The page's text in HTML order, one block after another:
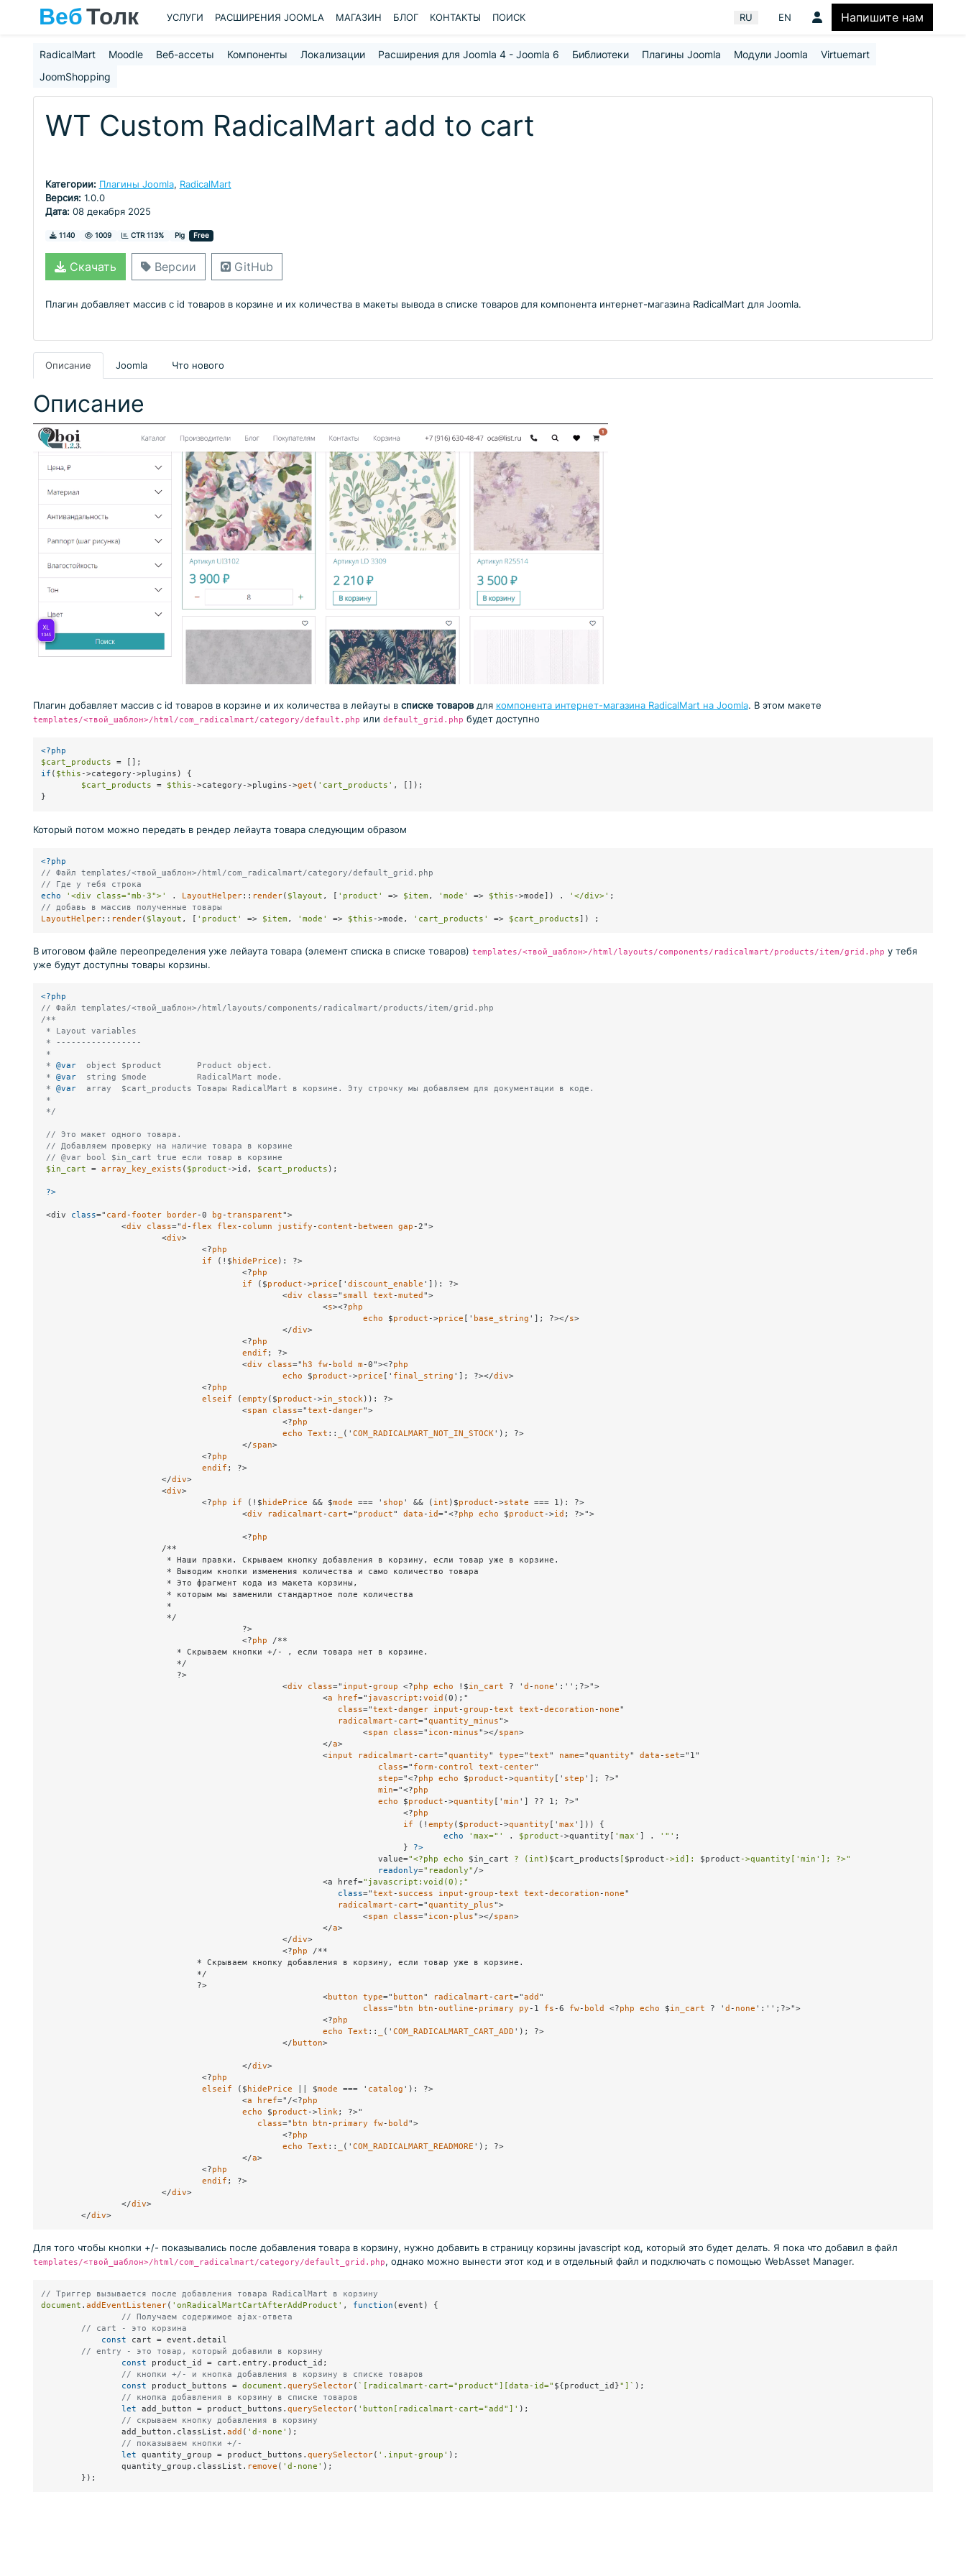
УСЛУГИ РАСШИРЕНИЯ JOOMLA МАГАЗИН БЛОГ КОНТАКТЫ ПОИСК Выберите язык
RU EN Напишите нам
RadicalMart Moodle Веб-ассеты Компоненты Локализации Расширения для Joomla 4 - Joomla 6 Библиотеки Плагины Joomla Модули Joomla
Virtuemart
JoomShopping
WT Custom RadicalMart add to cart
Категории: Плагины Joomla, RadicalMart
Версия: 1.0.0
Дата: 08 декабря 2025
Скачивания
1140 Просмотры
1009 CTR 113% Plg Free
Скачать Версии GitHub
Плагин добавляет массив с id товаров в корзине и их количества в макеты вывода в списке товаров для компонента интернет-магазина RadicalMart для Joomla.
Описание Joomla Что нового
Описание
Плагин добавляет массив с id товаров в корзине и их количества в лейауты в списке товаровдля компонента интернет-магазина RadicalMart на Joomla. В этом макете
templates/<твой_шаблон>/html/com_radicalmart/category/default.php или default_grid.php будет доступно
<?php
$cart_products
if ( $this ->category->plugins) {
$cart_products = $this ->category->plugins->get ( 'cart_products' , []);
}
Который потом можно передать в рендер лейаута товара следующим образом
<?php
// Файл templates/<твой_шаблон>/html/com_radicalmart/category/default_grid.php
// Где у тебя строка
echo
'<div class="mb-3">' . LayoutHelper:: render( $layout , [ 'product' => $item , 'mode' => $this ->mode]) . '</div>'
// добавь в массив полученные товары
LayoutHelper:: render( $layout , [ 'product' => $item , 'mode' => $this ->mode, 'cart_products' => $cart_products
В итоговом файле переопределения уже лейаута товара (элемент списка в списке товаров) templates/<твой_шаблон>/html/layouts/components/radicalmart/products/item/grid.php у тебя
уже будут доступны товары корзины.
<?php
// Файл templates/<твой_шаблон>/html/layouts/components/radicalmart/products/item/grid.php
/**
* Layout variables
* -----------------
*
* @var
  object $product       Product object.
* @var
  string $mode          RadicalMart mode.
* @var
  array  $cart_products Товары RadicalMart в корзине. Эту строчку мы добавляем для документации в коде.
*
*/
// Это макет одного товара.
// Добавляем проверку на наличие товара в корзине
// @var bool $in_cart true если товар в корзине
$in_cart = array_key_exists ( $product ->id, $cart_products );
?>
<div class=" card - footer border-0 bg -transparent">
		<
div class="d - flex flex - column justify - content - between gap -2">
			<
div>
				<?
php
if (!$ hidePrice ): ?>
					<?
php
if ($product ->price [' discount_enable ']): ?>
						<
div class=" small text -muted ">
							<
s><?php
echo $product ->price [' base_string ']; ?></s>
						</
div>
					<?
php
endif ; ?>
					<
div class=" h3 fw- bold m-0"><?php
echo $product ->price [' final_string ']; ?></div>
				<?
php
elseif ( empty ($product ->in_stock)): ?>
					<
span class="text -danger">
						<?
php
echo
Text :: (' COM_RADICALMART_NOT_IN_STOCK'); ?>
					</
span>
				<?
php
endif ; ?>
			</
div>
			<
div>
				<?
php if (!$ hidePrice && $mode === ' shop ' && ( int )$product ->state === 1): ?>
					<
div radicalmart - cart=" product" data - id="<?php echo $product ->id ; ?>">
					<?
php
                        /**
                         * Наши правки. Скрываем кнопку добавления в корзину, если товар уже в корзине.
                         * Выводим кнопки изменения количества и само количество товара
                         * Это фрагмент кода из макета корзины,
                         * которым мы заменили стандартное поле количества
                         *
                         */
					<?
php /**
                           * Скрываем кнопки +/- , если товара нет в корзине.
                           */
                           ?>
						<
div class=" input -group <?php echo !$in_cart ? ' d - none ':'';?>">
							<
a href=" javascript : void (0);"
class="text -danger input -group -text text -decoration - none"
radicalmart - cart="quantity_minus">
								<
span class=" icon -minus"></span>
							</
a>
							<
input radicalmart - cart="quantity" type="text" name="quantity" data - set="1"
class=" form- control text - center"
step="<?php echo $product ->quantity [' step ']; ?>"
min="<?php
echo $product ->quantity [' min '] ?? 1; ?>"
									<?
php
if (! empty ($product ->quantity [' max '])) {
echo
'max="' . $product ->quantity[ 'max' ] . '"' ;
									}
?>
								   value=
"<?php echo $in_cart ? (int) $cart_products $product ->id]: $product ->quantity['min']; ?>"
readonly="readonly" />
							<a href=
"javascript:void(0);"
class="text - success input -group -text text -decoration - none"
radicalmart - cart="quantity_plus">
								<
span class=" icon - plus"></span>
							</
a>
						</
div>
						<?
php /**
                               * Скрываем кнопку добавления в корзину, если товар уже в корзине.
                               */
                               ?>
							<
button type=" button" radicalmart - cart="add "
class=" btn btn -outline - primary py -1 fs -6 fw- bold <?php echo $in_cart ? ' d - none ':'';?>">
							<?
php
echo
Text :: (' COM_RADICALMART_CART_ADD '); ?>
						</
button>
					</
div>
				<?
php
elseif ($ hidePrice || $mode === ' catalog '): ?>
					<
a href="/<?php
echo $product ->link; ?>"
class=" btn btn - primary fw- bold ">
						<?
php
echo
Text :: (' COM_RADICALMART_READMORE '); ?>
					</
a>
				<?
php
endif ; ?>
			</
div>
		</
div>
	</
div >
Для того чтобы кнопки +/- показывались после добавления товара в корзину, нужно добавить в страницу корзины javascript код, который это будет делать. Я пока что добавил в файл
templates/<твой_шаблон>/html/com_radicalmart/category/default_grid.php, однако можно вынести этот код и в отдельный файл и подключать с помощью WebAsset Manager.
// Триггер вызывается после добавления товара RadicalMart в корзину
document . addEventListener( 'onRadicalMartCartAfterAddProduct' , function (event ) {
// Получаем содержимое ajax-ответа
// cart - это корзина
const cart = event. detail
// entry - это товар, который добавили в корзину
const product_id = cart. entry . product_id ;
// кнопки +/- и кнопка добавления в корзину в списке товаров
const product_buttons = document . querySelector( `[radicalmart-cart="product"][data-id=" ${product_id}"]` );
// кнопка добавления в корзину в списке товаров
let add_button = product_buttons. querySelector( 'button[radicalmart-cart="add"]' );
// скрываем кнопку добавления в корзину
		add_button.
classList . add ( 'd-none' );
// показываем кнопки +/-
let quantity_group = product_buttons. querySelector( '.input-group' );
		quantity_group.
classList . remove ( 'd-none' );
	});